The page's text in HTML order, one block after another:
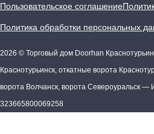
Пользовательское соглашение
Политика обработки персональных
2026 © Торговый дом Doorhan
Краснотурьинск, откатные ворота
ворота Волчанск, ворота Североуральск —
323665800069258